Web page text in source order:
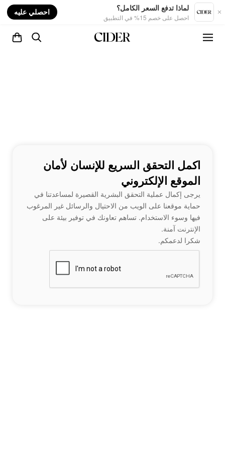
لماذا تدفع السعر الكامل؟
احصل على خصم 15% في التطبيق
احصلي عليه
اكمل التحقق السريع للإنسان لأمان
الموقع الإلكتروني
يرجى إكمال عملية التحقق البشرية القصيرة لمساعدتنا في
حماية موقعنا على الويب من الاحتيال والرسائل غير المرغوب
فيها وسوء الاستخدام. تساهم تعاونك في توفير بيئة على
الإنترنت آمنة.
شكرا لدعمكم.